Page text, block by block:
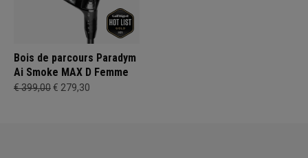
Bois de parcours Paradym
Ai Smoke MAX D Femme
€ 399,00€ 279,30